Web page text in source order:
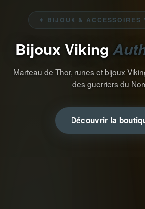
✦ BIJOUX & ACCESSOIRES
Bijoux Viking
Marteau de Thor, runes et bijoux
des guerriers du
Découvrir la